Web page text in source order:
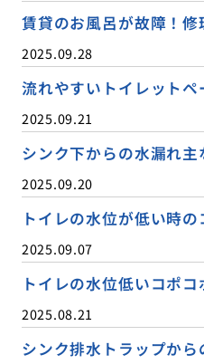
賃貸のお風呂が故障！
2025.09.28
流れやすいトイレット
2025.09.21
シンク下からの水漏れ主
2025.09.20
トイレの水位が低い時
2025.09.07
トイレの水位低いコポ
2025.08.21
シンク排水トラップから